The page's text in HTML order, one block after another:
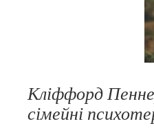
Кліффорд
сімейні